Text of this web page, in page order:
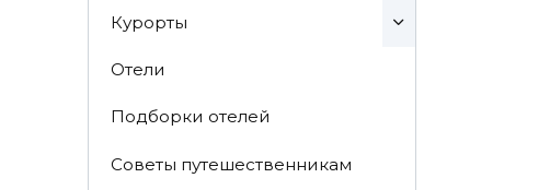
Курорты
Отели
Подборки отелей
Советы путешественникам